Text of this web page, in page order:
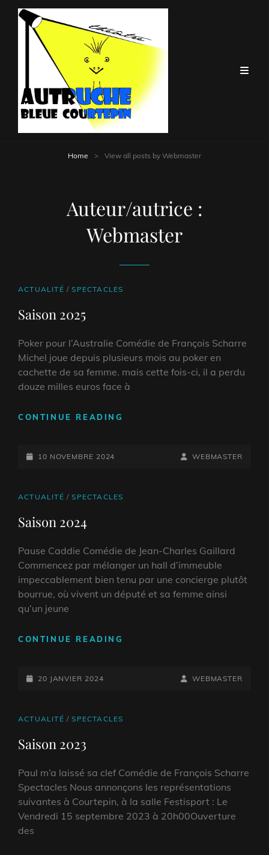
Home > View all posts by Webmaster
Auteur/autrice :
Webmaster
CAT
ACTUALITÉ /SPECTACLES
Saison 2025
Poker pour l’Australie Comédie de François Scharre
Michel joue depuis plusieurs mois au poker en
cachette de sa femme. mais cette fois-ci, il a perdu
douze milles euros face à
CONTINUE READING
POSTED-
10 NOVEMBRE 2024
BY
BYLINE
WEBMASTER
CAT
ACTUALITÉ /SPECTACLES
Saison 2024
Pause Caddie Comédie de Jean-Charles Gaillard
Commencez par mélanger un hall d’immeuble
impeccablement bien tenu par une concierge plutôt
bourrue, où vivent un député et sa femme ainsi
qu’un jeune
CONTINUE READING
POSTED-
20 JANVIER 2024
BY
BYLINE
WEBMASTER
CAT
ACTUALITÉ /SPECTACLES
Saison 2023
Paul m’a laissé sa clef Comédie de François Scharre
Spectacles Nous annonçons les représentations
suivantes à Courtepin, à la salle Festisport : Le
Vendredi 15 septembre 2023 à 20h00Ouverture
des